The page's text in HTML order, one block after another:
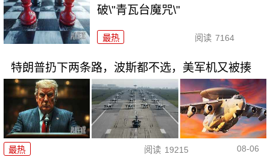
破\"青瓦台魔咒\"
最热 阅读 7164
特朗普扔下两条路，波斯都不选，美军机又被揍
最热 阅读 19215 08-06